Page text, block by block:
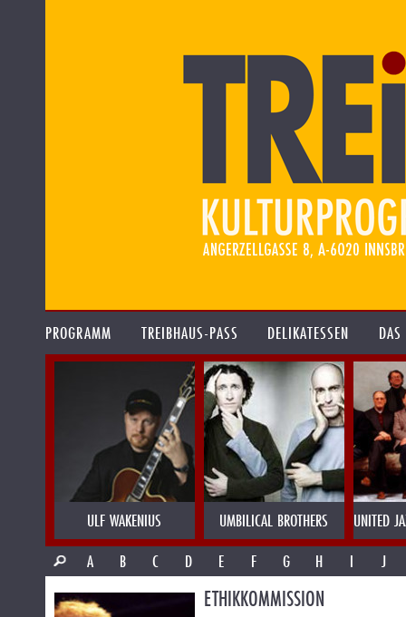
PROGRAMM TREIBHAUS-PASS DELIKATESSEN
ULF WAKENIUS UMBILICAL BROTHERS
UNITED
A
B C D E F G H I J
ETHIKKOMMISSION